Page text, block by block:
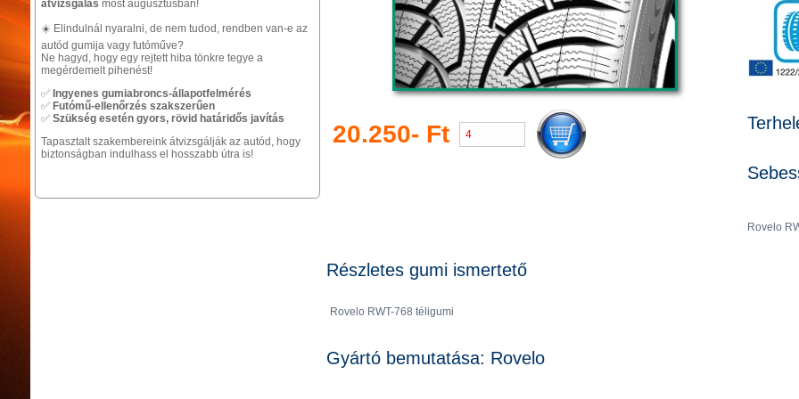
átvizsgálás most augusztusban!
☀️ Elindulnál nyaralni, de nem tudod, rendben van-e az
autód gumija vagy futóműve?
Ne hagyd, hogy egy rejtett hiba tönkre tegye a
megérdemelt pihenést!
✅ Ingyenes gumiabroncs-állapotfelmérés
✅ Futómű-ellenőrzés szakszerűen
✅ Szükség esetén gyors, rövid határidős javítás
Tapasztalt szakembereink átvizsgálják az autód, hogy
biztonságban indulhass el hosszabb útra is!
20.250- Ft
Rovelo
Részletes gumi ismertető
Rovelo RWT-768 téligumi
Gyártó bemutatása: Rovelo